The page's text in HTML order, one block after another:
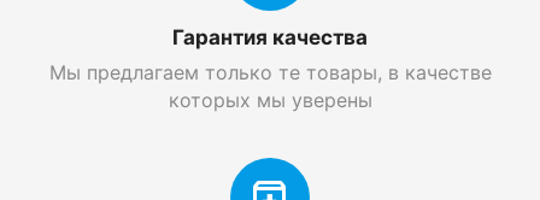
Гарантия качества
Мы предлагаем только те товары, в качестве
которых мы уверены